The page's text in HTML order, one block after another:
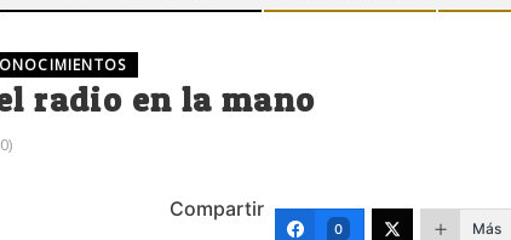
radio en la mano
Compartir
0 Más